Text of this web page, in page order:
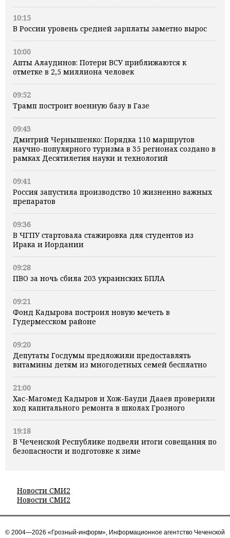
10:15
В России уровень средней зарплаты заметно вырос
10:00
Апты Алаудинов: Потери ВСУ приближаются к
отметке в 2,5 миллиона человек
09:52
Трамп построит военную базу в Газе
09:43
Дмитрий Чернышенко: Порядка 110 маршрутов
научно-популярного туризма в 35 регионах создано в
рамках Десятилетия науки и технологий
09:41
Россия запустила производство 10 жизненно важных
препаратов
09:36
В ЧГПУ стартовала стажировка для студентов из
Ирака и Иордании
09:28
ПВО за ночь сбила 203 украинских БПЛА
09:21
Фонд Кадырова построил новую мечеть в
Гудермесском районе
09:20
Депутаты Госдумы предложили предоставлять
витамины детям из многодетных семей бесплатно
21:00
Хас-Магомед Кадыров и Хож-Бауди Дааев проверили
ход капитального ремонта в школах Грозного
19:18
В Чеченской Республике подвели итоги совещания по
безопасности и подготовке к зиме
Новости СМИ2
Новости СМИ2
© 2004—2026 «Грозный-информ», Информационное агентство Чеченской